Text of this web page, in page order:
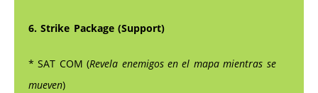
6. Strike Package (Support)
* SAT COM (Revela enemigos en el mapa mientras se
mueven)